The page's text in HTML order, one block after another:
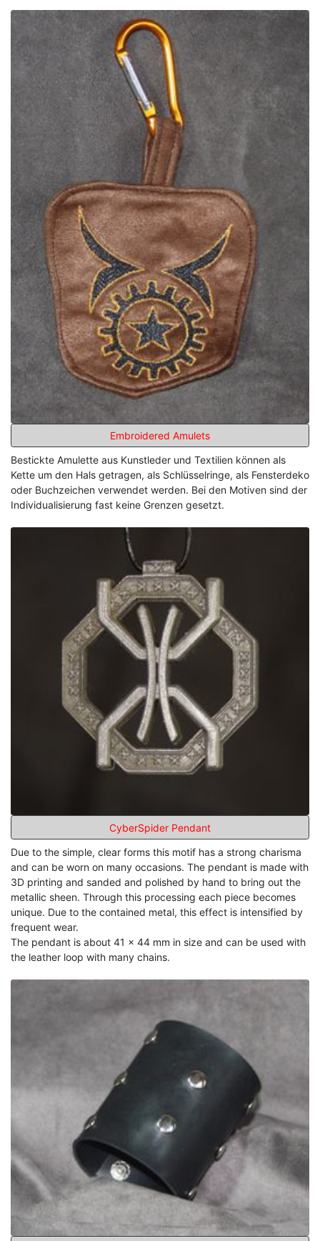
Embroidered Amulets
Bestickte Amulette aus Kunstleder und Textilien können als
Kette um den Hals getragen, als Schlüsselringe, als Fensterdeko
oder Buchzeichen verwendet werden. Bei den Motiven sind der
Individualisierung fast keine Grenzen gesetzt.
CyberSpider Pendant
Due to the simple, clear forms this motif has a strong charisma
and can be worn on many occasions. The pendant is made with
3D printing and sanded and polished by hand to bring out the
metallic sheen. Through this processing each piece becomes
unique. Due to the contained metal, this effect is intensified by
frequent wear.
The pendant is about 41 x 44 mm in size and can be used with
the leather loop with many chains.